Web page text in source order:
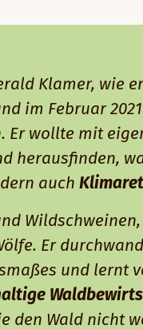
Klamer, wie
im Februar
Er wollte mit
herausfinden,
auch
Er
und lernt
den Wald nicht